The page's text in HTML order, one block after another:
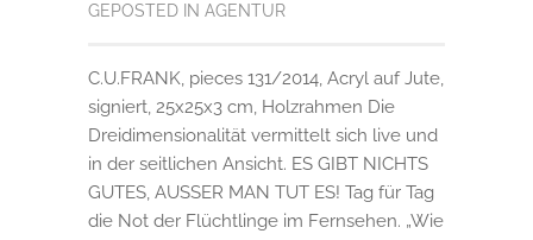
GEPOSTED IN AGENTUR
C.U.FRANK, pieces 131/2014, Acryl auf Jute,
signiert, 25x25x3 cm, Holzrahmen Die
Dreidimensionalität vermittelt sich live und
in der seitlichen Ansicht. ES GIBT NICHTS
GUTES, AUSSER MAN TUT ES! Tag für Tag
die Not der Flüchtlinge im Fernsehen. „Wie